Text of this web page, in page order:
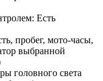
Есть
пробег, мото-часы,
выбранной
головного света